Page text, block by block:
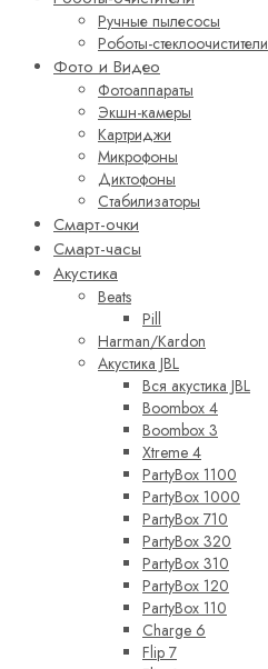
Ручные пылесосы
Роботы-стеклоочистители
Фото и Видео
Фотоаппараты
Экшн-камеры
Картриджи
Микрофоны
Диктофоны
Стабилизаторы
Смарт-очки
Смарт-часы
Акустика
Beats
Pill
Harman/Kardon
Акустика JBL
Вся акустика JBL
Boombox 4
Boombox 3
Xtreme 4
PartyBox 1100
PartyBox 1000
PartyBox 710
PartyBox 320
PartyBox 310
PartyBox 120
PartyBox 110
Charge 6
Flip 7